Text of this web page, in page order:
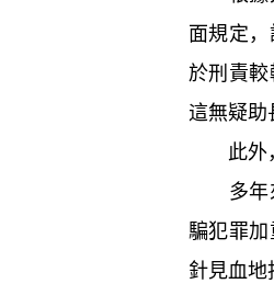
面規定
於刑責較
這無疑助
此外，
多年來
騙犯罪
針見血地